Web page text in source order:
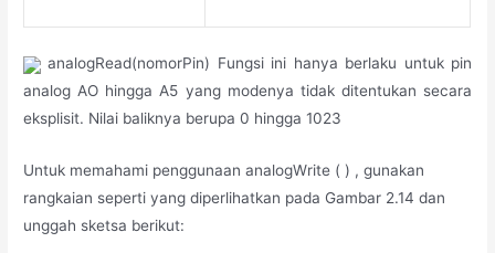
analogRead(nomorPin) Fungsi ini hanya berlaku untuk pin
analog AO hingga A5 yang modenya tidak ditentukan secara
eksplisit. Nilai baliknya berupa 0 hingga 1023
Untuk memahami penggunaan analogWrite ( ) , gunakan
rangkaian seperti yang diperlihatkan pada Gambar 2.14 dan
unggah sketsa berikut: